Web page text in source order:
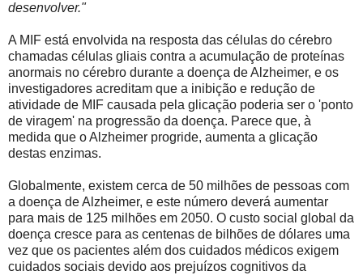
desenvolver."
A MIF está envolvida na resposta das células do cérebro
chamadas células gliais contra a acumulação de proteínas
anormais no cérebro durante a doença de Alzheimer, e os
investigadores acreditam que a inibição e redução de
atividade de MIF causada pela glicação poderia ser o 'ponto
de viragem' na progressão da doença. Parece que, à
medida que o Alzheimer progride, aumenta a glicação
destas enzimas.
Globalmente, existem cerca de 50 milhões de pessoas com
a doença de Alzheimer, e este número deverá aumentar
para mais de 125 milhões em 2050. O custo social global da
doença cresce para as centenas de bilhões de dólares uma
vez que os pacientes além dos cuidados médicos exigem
cuidados sociais devido aos prejuízos cognitivos da